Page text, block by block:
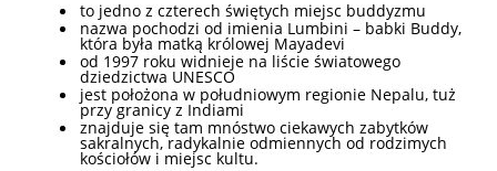
to jedno z czterech świętych miejsc buddyzmu
nazwa pochodzi od imienia Lumbini – babki Buddy,
która była matką królowej Mayadevi
od 1997 roku widnieje na liście światowego
dziedzictwa UNESCO
jest położona w południowym regionie Nepalu, tuż
przy granicy z Indiami
znajduje się tam mnóstwo ciekawych zabytków
sakralnych, radykalnie odmiennych od rodzimych
kościołów i miejsc kultu.